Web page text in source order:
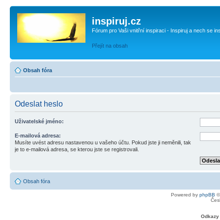
inspiruj.cz
Fórum pro Vaši vnitřní inspiraci - Inspiruj a nech se
Přejít na obsah
Obsah fóra
Odeslat heslo
Uživatelské jméno:
E-mailová adresa:
Musíte uvést adresu nastavenou u vašeho účtu. Pokud jste ji neměnili, tak
je to e-mailová adresa, se kterou jste se registrovali.
Obsah fóra
Powered by phpBB